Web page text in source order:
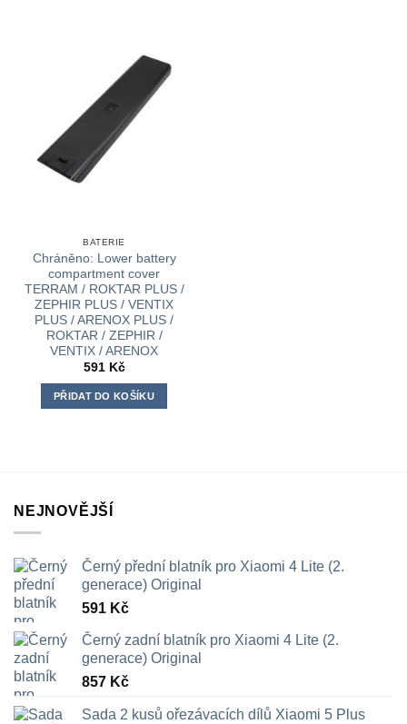
BATERIE
Chráněno: Lower battery
compartment cover
TERRAM / ROKTAR PLUS /
ZEPHIR PLUS / VENTIX
PLUS / ARENOX PLUS /
ROKTAR / ZEPHIR /
VENTIX / ARENOX
591 Kč
PŘIDAT DO KOŠÍKU
NEJNOVĚJŠÍ
Černý přední blatník pro Xiaomi 4 Lite (2.
generace) Original
591 Kč
Černý zadní blatník pro Xiaomi 4 Lite (2.
generace) Original
857 Kč
Sada 2 kusů ořezávacích dílů Xiaomi 5 Plus